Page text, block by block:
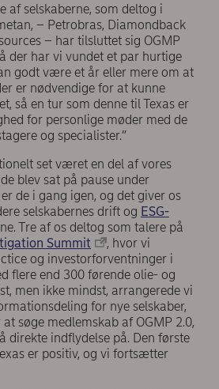
af selskaberne, som deltog i
– Petrobras, Diamondback
– har tilsluttet sig OGMP
der har vi vundet et par hurtige
godt være et år eller mere om at
er nødvendige for at kunne
så en tur som denne til Texas er
for personlige møder med de
og specialister.”
set været en del af vores
blev sat på pause under
de i gang igen, og det giver os
selskabernes drift og ESG-
Tre af os deltog som talere på
Summit
, hvor vi
og investorforventninger i
flere end 300 førende olie- og
men ikke mindst, arrangerede vi
for nye selskaber,
søge medlemskab af OGMP 2.0,
direkte indflydelse på. Den første
er positiv, og vi fortsætter